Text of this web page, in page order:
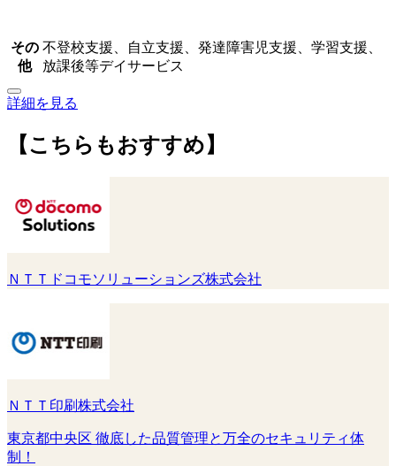
その
他
不登校支援、自立支援、発達障害児支援、学習支援、
放課後等デイサービス
詳細を見る
【こちらもおすすめ】
ＮＴＴドコモソリューションズ株式会社
ＮＴＴ印刷株式会社
東京都中央区 徹底した品質管理と万全のセキュリティ体
制！